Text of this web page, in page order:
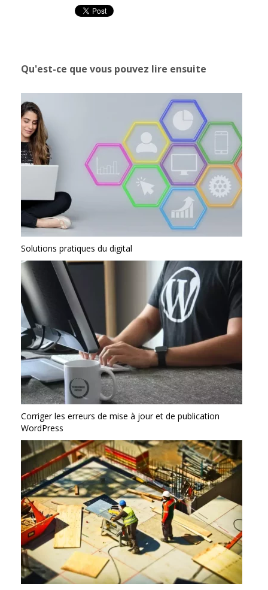
Qu'est-ce que vous pouvez lire ensuite
Solutions pratiques du digital
Corriger les erreurs de mise à jour et de publication
WordPress